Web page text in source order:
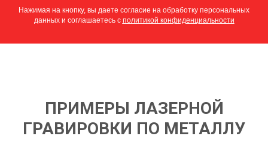
Нажимая на кнопку, вы даете согласие на обработку персональных
данных и соглашаетесь c политикой конфиденциальности
ПРИМЕРЫ ЛАЗЕРНОЙ
ГРАВИРОВКИ ПО МЕТАЛЛУ